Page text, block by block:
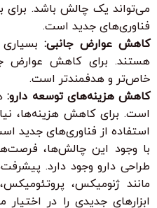
می‌تواند یک چالش باشد. برای
فناوری‌های جدید است.
کاهش عوارض جانبی:
هستند. برای کاهش عوارض
خاص‌تر و هدفمندتر است.
کاهش هزینه‌های توسعه دارو:
است. برای کاهش هزینه‌ها،
استفاده از فناوری‌های جدید
با وجود این چالش‌ها،
طراحی دارو وجود دارد.
مانند ژنومیکس، پروتئومیکس،
ابزارهای جدیدی را در